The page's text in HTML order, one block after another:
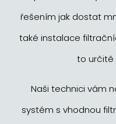
řešením jak dostat
také instalace
to určitě
Naši technici vám
systém s vhodnou